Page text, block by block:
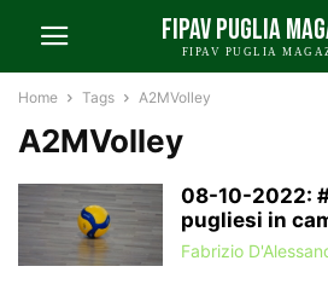
FIPAV PUGLIA
FIPAV PUGLIA
Home Tags A2MVolley
A2MVolley
08-10-2022:
pugliesi in
Fabrizio